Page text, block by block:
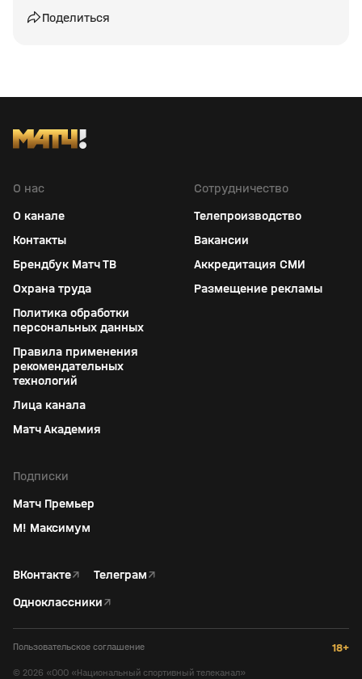
Поделиться
О нас
О канале
Контакты
Брендбук Матч ТВ
Охрана труда
Политика обработки
персональных данных
Правила применения
рекомендательных
технологий
Лица канала
Матч Академия
Сотрудничество
Телепроизводство
Вакансии
Аккредитация СМИ
Размещение рекламы
Подписки
Матч Премьер
М! Максимум
ВКонтакте↗ Телеграм↗
Одноклассники↗
Пользовательское соглашение 18+
© 2026 «ООО «Национальный спортивный телеканал»